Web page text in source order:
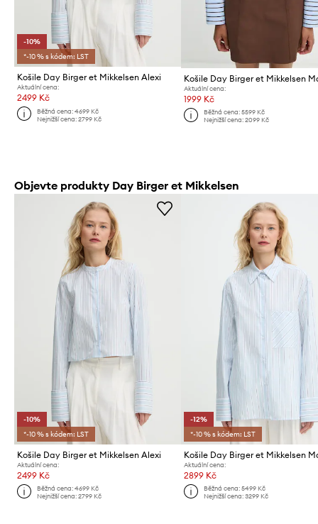
-10%
*-10 % s kódem: LST
Košile Day Birger et Mikkelsen Alexi
Aktuální cena:
2499 Kč
Běžná cena:4699 Kč
Nejnižší cena:2799 Kč
Aktuální cena:
1999 Kč
Běžná cena: 5599 Kč
Nejnižší cena: 2099 Kč
Objevte produkty Day Birger et Mikkelsen
-10%
*-10 % s kódem: LST
Košile Day Birger et Mikkelsen Alexi
Aktuální cena:
2499 Kč
Běžná cena:4699 Kč
Nejnižší cena:2799 Kč
-12%
*-10 % s kódem: LST
Košile Day Birger et Mikkelsen
Aktuální cena:
2899 Kč
Běžná cena: 5499 Kč
Nejnižší cena: 3299 Kč